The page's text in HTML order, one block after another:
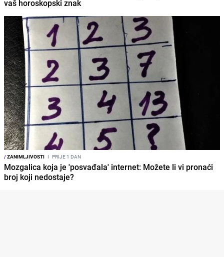
vaš horoskopski znak
/ZANIMLJIVOSTI I PRIJE 1 DAN
Mozgalica koja je 'posvađala' internet: Možete li vi pronaći
broj koji nedostaje?